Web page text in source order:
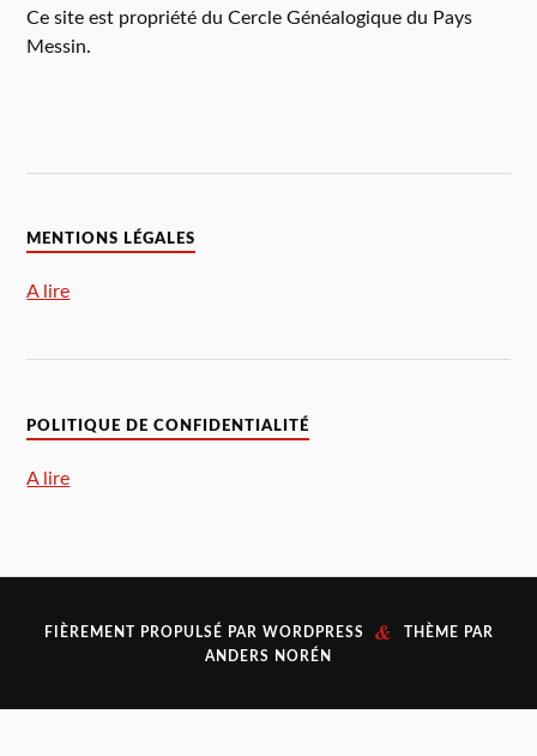
Ce site est propriété du Cercle Généalogique du Pays
Messin.
MENTIONS LÉGALES
A lire
POLITIQUE DE CONFIDENTIALITÉ
A lire
FIÈREMENT PROPULSÉ PAR WORDPRESS &
THÈME PAR
ANDERS NORÉN